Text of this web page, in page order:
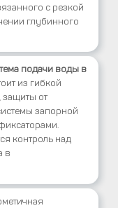
с резкой
глубинного
подачи воды в
из гибкой
защиты от
запорной
контроль над
в